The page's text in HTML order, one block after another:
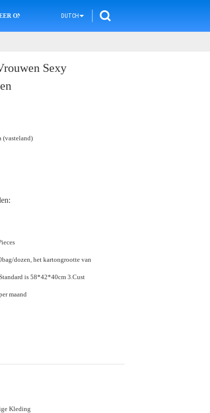
ONS DUTCH
Sexy
(vasteland)
$16.50 / Pieces
dozen, het kartongrootte van
10dozen/carton 2.Standard is 58*42*40cm 3.Cust
maand
Kleding